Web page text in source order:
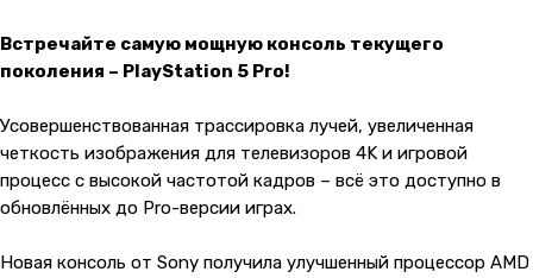
Встречайте самую мощную консоль текущего
поколения – PlayStation 5 Pro!
Усовершенствованная трассировка лучей, увеличенная
четкость изображения для телевизоров 4K и игровой
процесс с высокой частотой кадров – всё это доступно в
обновлённых до Pro-версии играх.
Новая консоль от Sony получила улучшенный процессор AMD